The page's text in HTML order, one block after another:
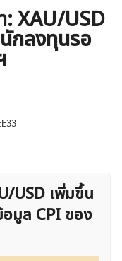
ซี
ฟรีซิกแนล รายวัน
พันธบัตร
ชั่น Forex
XAU/USD
กลงทุนรอ
USD เพิ่มขึ้น
มูล CPI ของ